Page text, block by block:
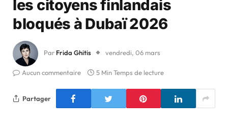
les citoyens finlandais
bloqués à Dubaï 2026
Par Frida Ghitis vendredi, 06 mars
Aucun commentaire 5 Min Temps de lecture
Partager